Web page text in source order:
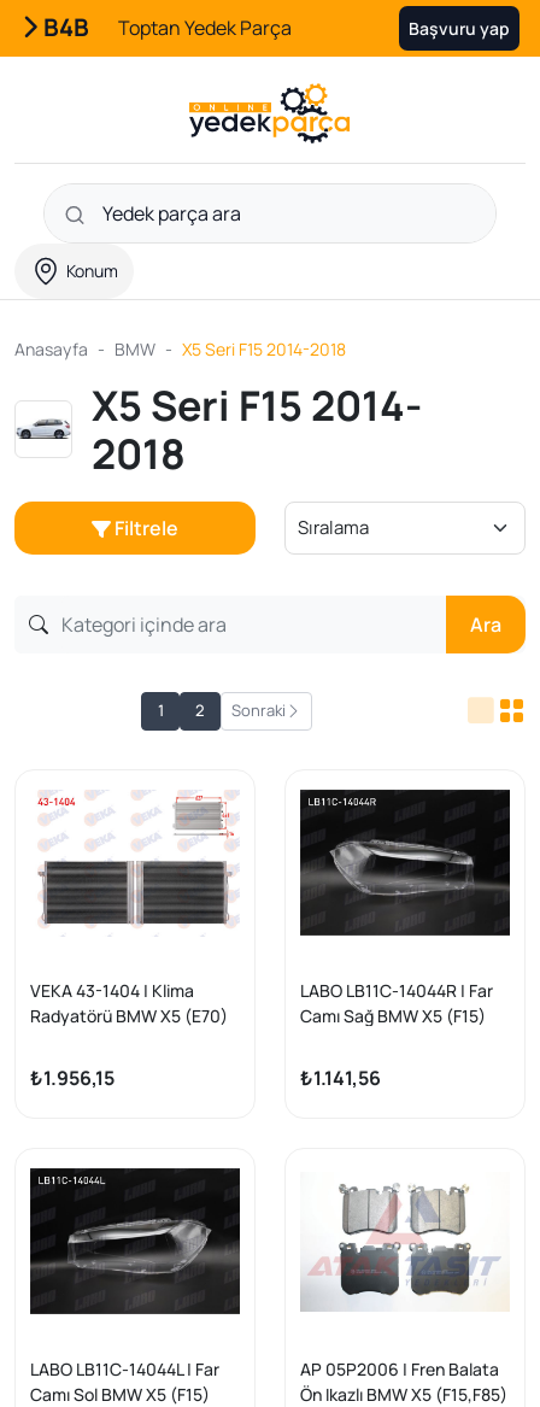
B4B Toptan Yedek Parça Başvuru yap
Konum
Anasayfa BMW X5 Seri F15 2014-2018
X5 Seri F15 2014-
2018
Filtrele
Ara
1 2 Sonraki
VEKA 43-1404 | Klima
Radyatörü BMW X5 (E70)
₺1.956,15
LABO LB11C-14044R | Far
Camı Sağ BMW X5 (F15)
₺1.141,56
LABO LB11C-14044L | Far
Camı Sol BMW X5 (F15)
AP 05P2006 | Fren Balata
Ön Ikazlı BMW X5 (F15,F85)